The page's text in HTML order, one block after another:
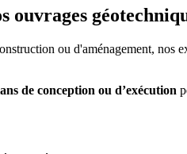
ou d'aménagement, nos
de conception ou d’exécution